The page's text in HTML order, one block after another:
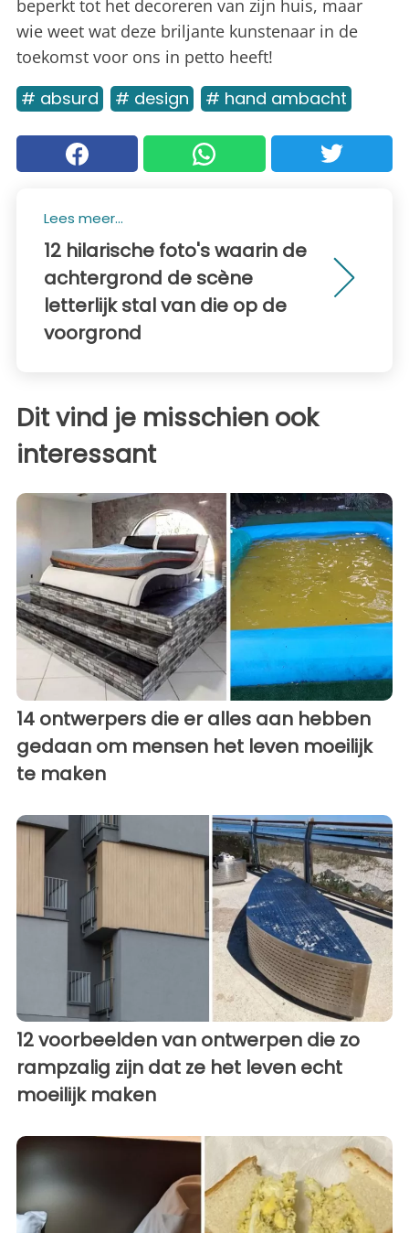
beperkt tot het decoreren van zijn huis, maar
wie weet wat deze briljante kunstenaar in de
toekomst voor ons in petto heeft!
# absurd # design # hand ambacht
Lees meer...
12 hilarische foto's waarin de
achtergrond de scène
letterlijk stal van die op de
voorgrond
Dit vind je misschien ook
interessant
14 ontwerpers die er alles aan hebben
gedaan om mensen het leven moeilijk
te maken
12 voorbeelden van ontwerpen die zo
rampzalig zijn dat ze het leven echt
moeilijk maken